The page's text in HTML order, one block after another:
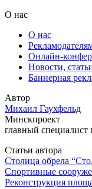
О нас
О нас
Онлайн-
Новости,
Баннерная
Автор
Михаил Гаухфельд
Минскпроект
главный специалист
Статьи автора
Столица обрела
Спортивные
Реконструкция